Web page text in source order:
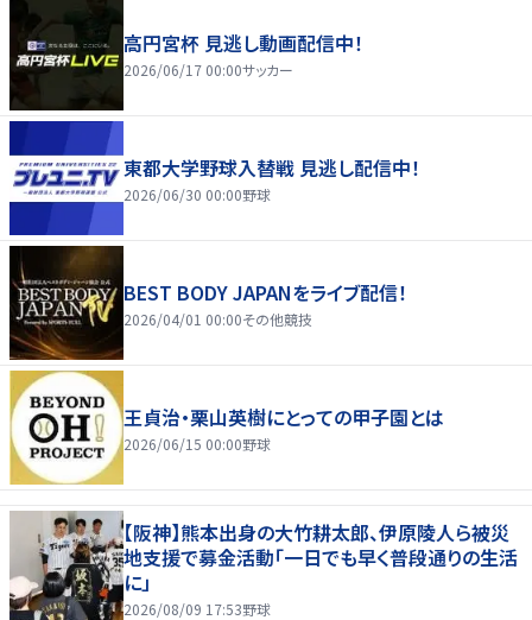
高円宮杯 見逃し動画配信中！
2026/06/17 00:00サッカー
東都大学野球入替戦 見逃し配信中！
2026/06/30 00:00野球
BEST BODY JAPANをライブ配信！
2026/04/01 00:00その他競技
王貞治・栗山英樹にとっての甲子園とは
2026/06/15 00:00野球
【阪神】熊本出身の大竹耕太郎、伊原陵人ら被災
地支援で募金活動「一日でも早く普段通りの生活
に」
2026/08/09 17:53野球